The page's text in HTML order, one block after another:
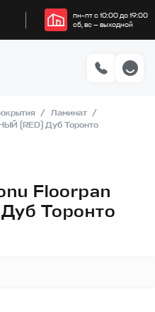
пн–пт с 10:00 до 19:00
сб, вс — выходной
Ламинат
(RED) Дуб Торонто
Floorpan
Торонто